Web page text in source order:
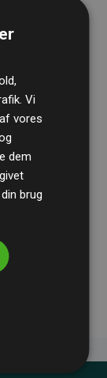
vores
i
Vi
vores
dem
brug